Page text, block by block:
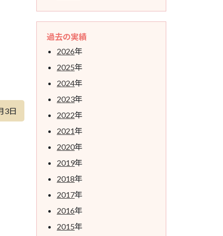
3日
過去の実績
2026年
2025年
2024年
2023年
2022年
2021年
2020年
2019年
2018年
2017年
2016年
2015年